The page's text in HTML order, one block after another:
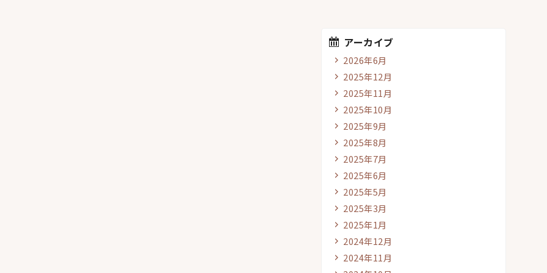
アーカイブ
2026年6月
2025年12月
2025年11月
2025年10月
2025年9月
2025年8月
2025年7月
2025年6月
2025年5月
2025年3月
2025年1月
2024年12月
2024年11月